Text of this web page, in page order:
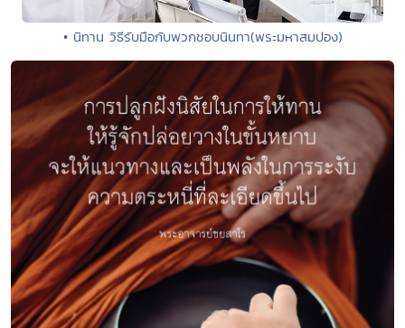
• นิทาน วิธีรับมือกับพวกชอบนินทา(พระมหาสมปอง)